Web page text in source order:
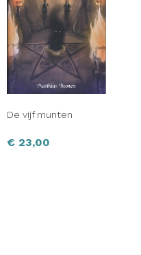
De vijf munten
€ 23,00